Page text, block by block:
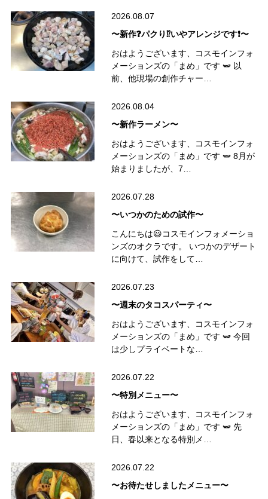
2026.08.07
〜新作❓パクり⁉️いやアレンジです❗️〜
おはようございます、コスモインフォ
メーションズの「まめ」です 🫛 以
前、他現場の創作チャー…
2026.08.04
〜新作ラーメン〜
おはようございます、コスモインフォ
メーションズの「まめ」です 🫛 8月が
始まりましたが、7…
2026.07.28
〜いつかのための試作〜
こんにちは😃コスモインフォメーショ
ンズのオクラです。 いつかのデザート
に向けて、試作をして…
2026.07.23
〜週末のタコスパーティ〜
おはようございます、コスモインフォ
メーションズの「まめ」です 🫛 今回
は少しプライベートな…
2026.07.22
〜特別メニュー〜
おはようございます、コスモインフォ
メーションズの「まめ」です 🫛 先
日、春以来となる特別メ…
2026.07.22
〜お待たせしましたメニュー〜